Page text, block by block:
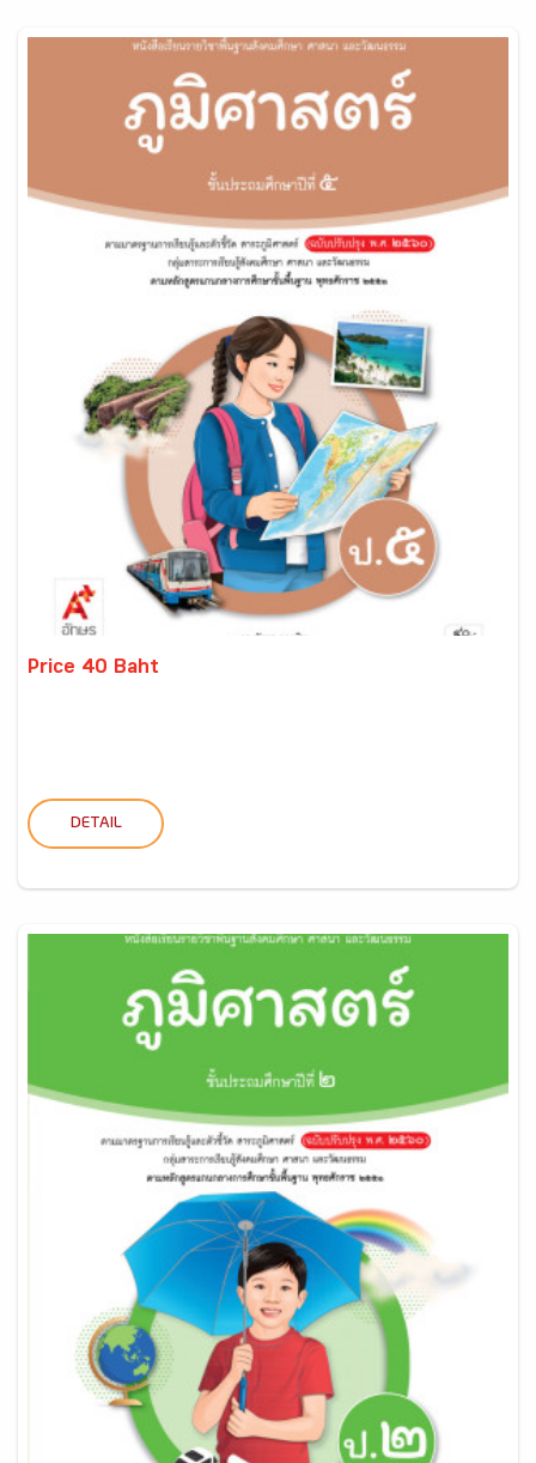
Price 40 Baht
DETAIL